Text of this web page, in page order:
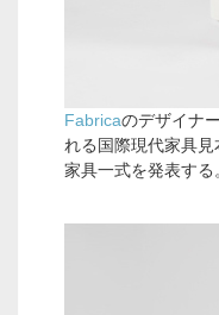
Fabricaのデザイナ
れる国際現代家具見
家具一式を発表する